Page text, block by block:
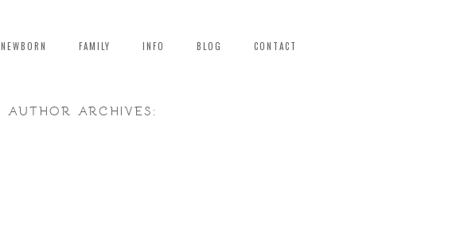
NEWBORN FAMILY INFO BLOG CONTACT
AUTHOR ARCHIVES: